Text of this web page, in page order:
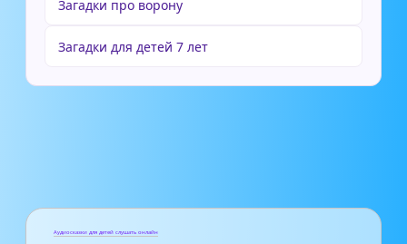
Загадки про ворону
Загадки для детей 7 лет
Аудиосказки для детей слушать онлайн